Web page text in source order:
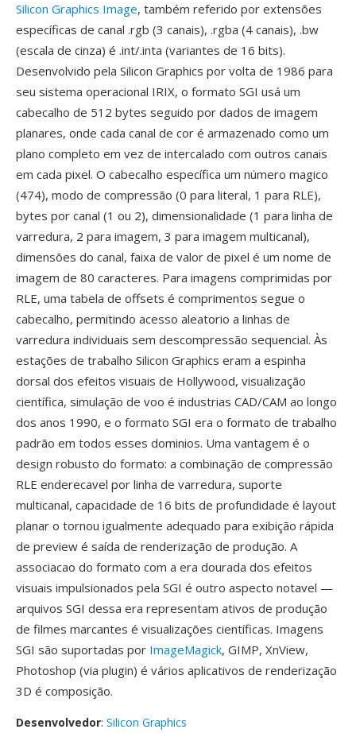
Silicon Graphics Image, também referido por extensões
específicas de canal .rgb (3 canais), .rgba (4 canais), .bw
(escala de cinza) é .int/.inta (variantes de 16 bits).
Desenvolvido pela Silicon Graphics por volta de 1986 para
seu sistema operacional IRIX, o formato SGI usá um
cabecalho de 512 bytes seguido por dados de imagem
planares, onde cada canal de cor é armazenado como um
plano completo em vez de intercalado com outros canais
em cada pixel. O cabecalho específica um número magico
(474), modo de compressão (0 para literal, 1 para RLE),
bytes por canal (1 ou 2), dimensionalidade (1 para linha de
varredura, 2 para imagem, 3 para imagem multicanal),
dimensões do canal, faixa de valor de pixel é um nome de
imagem de 80 caracteres. Para imagens comprimidas por
RLE, uma tabela de offsets é comprimentos segue o
cabecalho, permitindo acesso aleatorio a linhas de
varredura individuais sem descompressão sequencial. Às
estações de trabalho Silicon Graphics eram a espinha
dorsal dos efeitos visuais de Hollywood, visualização
científica, simulação de voo é industrias CAD/CAM ao longo
dos anos 1990, e o formato SGI era o formato de trabalho
padrão em todos esses dominios. Uma vantagem é o
design robusto do formato: a combinação de compressão
RLE enderecavel por linha de varredura, suporte
multicanal, capacidade de 16 bits de profundidade é layout
planar o tornou igualmente adequado para exibição rápida
de preview é saída de renderização de produção. A
associacao do formato com a era dourada dos efeitos
visuais impulsionados pela SGI é outro aspecto notavel —
arquivos SGI dessa era representam ativos de produção
de filmes marcantes é visualizações científicas. Imagens
SGI são suportadas por ImageMagick, GIMP, XnView,
Photoshop (via plugin) é vários aplicativos de renderização
3D é composição.
Desenvolvedor: Silicon Graphics